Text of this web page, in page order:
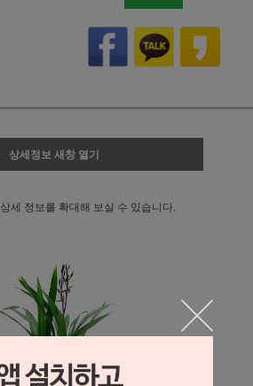
상세정보 새창 열기
상세 정보를 확대해 보실 수 있습니다.